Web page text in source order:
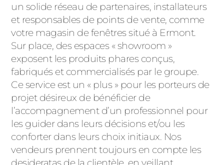
un solide réseau de partenaires, installateurs
et responsables de points de vente, comme
votre magasin de fenêtres situé à Ermont.
Sur place, des espaces « showroom »
exposent les produits phares conçus,
fabriqués et commercialisés par le groupe.
Ce service est un « plus » pour les porteurs de
projet désireux de bénéficier de
l’accompagnement d’un professionnel pour
les guider dans leurs décisions et/ou les
conforter dans leurs choix initiaux. Nos
vendeurs prennent toujours en compte les